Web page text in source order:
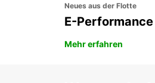
Neues aus der Flotte
E-
Mehr erfahren